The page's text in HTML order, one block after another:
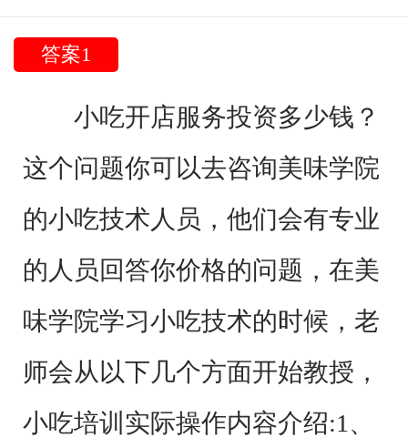
答案1
小吃开店服务投资多少钱？
这个问题你可以去咨询美味学院
的小吃技术人员，他们会有专业
的人员回答你价格的问题，在美
味学院学习小吃技术的时候，老
师会从以下几个方面开始教授，
小吃培训实际操作内容介绍:1、